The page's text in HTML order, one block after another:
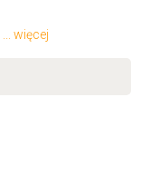
... więcej